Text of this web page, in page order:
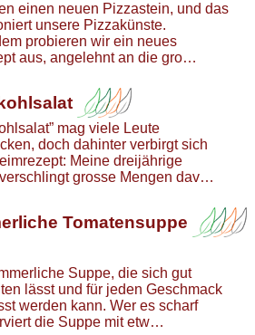
einen neuen Pizzastein, und das
unsere Pizzakünste.
probieren wir ein neues
aus, angelehnt an die gro…
mag viele Leute
doch dahinter verbirgt sich
Meine dreijährige
grosse Mengen dav…
Tomatensuppe
Suppe, die sich gut
lässt und für jeden Geschmack
werden kann. Wer es scharf
die Suppe mit etw…